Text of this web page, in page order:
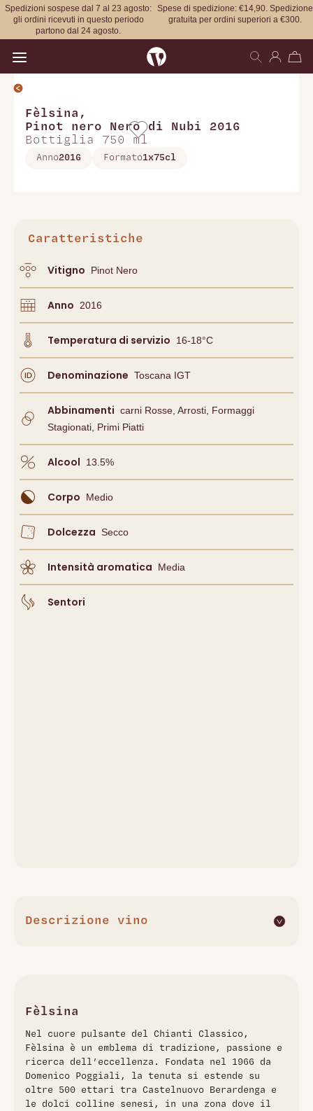
Spedizioni sospese dal 7 al 23 agosto:
gli ordini ricevuti in questo periodo
partono dal 24 agosto.
Spese di spedizione: €14,90. Spedizione
gratuita per ordini superiori a €300.
Fèlsina ,
Pinot nero Nero di Nubi 2016
Bottiglia 750 ml
Anno2016 Formato1x75cl
Caratteristiche
Vitigno Pinot Nero
Anno 2016
Temperatura di servizio 16-18°C
Denominazione Toscana IGT
Abbinamenti Carni Rosse, Arrosti, Formaggi
Stagionati, Primi Piatti
Alcool 13.5%
Corpo Medio
Dolcezza Secco
Intensità aromatica Media
Sentori
Descrizione vino
argillosi con componente pietrosa e calcarea. Al naso
con piacevoli note speziate. In bocca il gusto è fragrante,
con tannini eleganti e ben integrati alle note balsamiche,
che regalano un retrogusto fine e persistente. Un vino che
rappresenta l'audacia di coltivare il vitigno della Borgogna
sotto il sole toscano.
Fèlsina
Nel cuore pulsante del Chianti Classico,
Fèlsina è un emblema di tradizione, passione e
ricerca dell’eccellenza. Fondata nel 1966 da
Domenico Poggiali, la tenuta si estende su
oltre 500 ettari tra Castelnuovo Berardenga e
le dolci colline senesi, in una zona dove il